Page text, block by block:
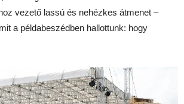
vezető lassú és nehézkes átmenet –
a példabeszédben hallottunk: hogy